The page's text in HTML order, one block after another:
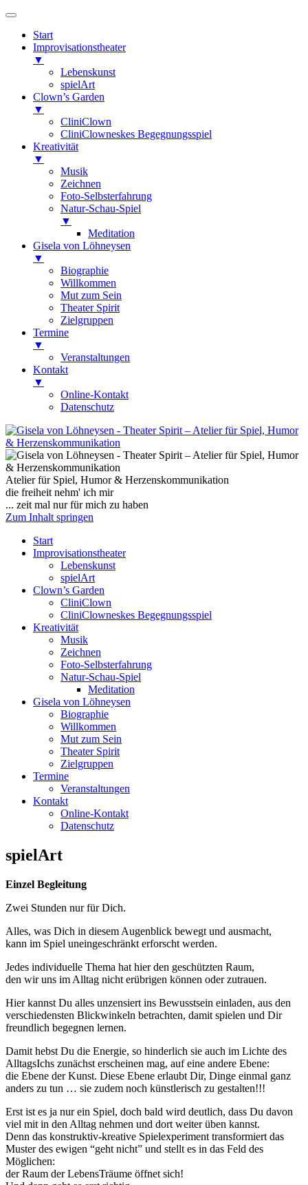
Start
Improvisationstheater
▼
Lebenskunst
spielArt
Clown’s Garden
▼
CliniClown
CliniClowneskes Begegnungsspiel
Kreativität
▼
Musik
Zeichnen
Foto-Selbsterfahrung
Natur-Schau-Spiel
▼
Meditation
Gisela von Löhneysen
▼
Biographie
Willkommen
Mut zum Sein
Theater Spirit
Zielgruppen
Termine
▼
Veranstaltungen
Kontakt
▼
Online-Kontakt
Datenschutz
Gisela von Löhneysen
Theater Spirit – Atelier für Spiel, Humor
& Herzenskommunikation
Atelier für Spiel, Humor & Herzenskommunikation
die freiheit nehm' ich mir
... zeit mal nur für mich zu haben
Zum Inhalt springen
Start
Improvisationstheater
Lebenskunst
spielArt
Clown’s Garden
CliniClown
CliniClowneskes Begegnungsspiel
Kreativität
Musik
Zeichnen
Foto-Selbsterfahrung
Natur-Schau-Spiel
Meditation
Gisela von Löhneysen
Biographie
Willkommen
Mut zum Sein
Theater Spirit
Zielgruppen
Termine
Veranstaltungen
Kontakt
Online-Kontakt
Datenschutz
spielArt
Einzel Begleitung
Zwei Stunden nur für Dich.
Alles, was Dich in diesem Augenblick bewegt und ausmacht,
kann im Spiel uneingeschränkt erforscht werden.
Jedes individuelle Thema hat hier den geschützten Raum,
den wir uns im Alltag nicht erübrigen können oder zutrauen.
Hier kannst Du alles unzensiert ins Bewusstsein einladen, aus den
verschiedensten Blickwinkeln betrachten, damit spielen und Dir
freundlich begegnen lernen.
Damit hebst Du die Energie, so hinderlich sie auch im Lichte des
AlltagsIchs zunächst erscheinen mag, auf eine andere Ebene:
die Ebene der Kunst. Diese Ebene erlaubt Dir, Dinge einmal ganz
anders zu tun … sie zudem noch künstlerisch zu gestalten!!!
Erst ist es ja nur ein Spiel, doch bald wird deutlich, dass Du davon
viel mit in den Alltag nehmen und dort weiter üben kannst.
Denn das konstruktiv-kreative Spielexperiment transformiert das
Muster des ewigen “geht nicht” und stellt es in das Feld des
Möglichen:
der Raum der LebensTräume öffnet sich!